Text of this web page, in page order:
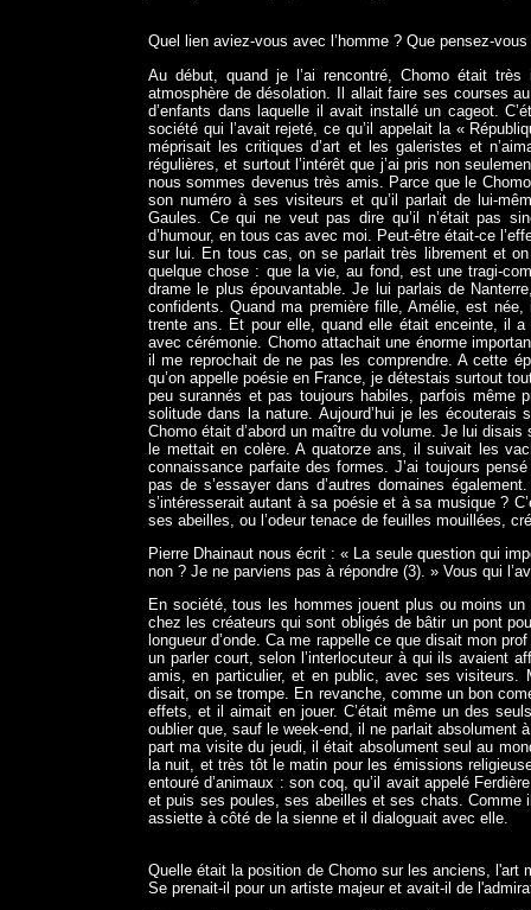
Quel lien aviez-vous avec l’homme ? Que pensez-
Au début, quand je l’ai rencontré, Chomo était
atmosphère de désolation. Il allait faire ses courses
d’enfants dans laquelle il avait installé un cageot.
société qui l’avait rejeté, ce qu’il appelait la «
méprisait les critiques d’art et les galeristes et
régulières, et surtout l’intérêt que j’ai pris non
nous sommes devenus très amis. Parce que le
son numéro à ses visiteurs et qu’il parlait de lui-
Gaules. Ce qui ne veut pas dire qu’il n’était pas
d’humour, en tous cas avec moi. Peut-être était-ce
sur lui. En tous cas, on se parlait très librement et
quelque chose : que la vie, au fond, est une tragi-
drame le plus épouvantable. Je lui parlais de
confidents. Quand ma première fille, Amélie, est
trente ans. Et pour elle, quand elle était enceinte, il
avec cérémonie. Chomo attachait une énorme
il me reprochait de ne pas les comprendre. A cette
qu’on appelle poésie en France, je détestais surtout
peu surannés et pas toujours habiles, parfois même
solitude dans la nature. Aujourd’hui je les
Chomo était d’abord un maître du volume. Je lui
le mettait en colère. A quatorze ans, il suivait les
connaissance parfaite des formes. J’ai toujours
pas de s’essayer dans d’autres domaines
s’intéresserait autant à sa poésie et à sa musique ?
ses abeilles, ou l’odeur tenace de feuilles mouillées,
Pierre Dhainaut nous écrit : « La seule question qui
non ? Je ne parviens pas à répondre (3). » Vous qui
En société, tous les hommes jouent plus ou moins
chez les créateurs qui sont obligés de bâtir un pont
longueur d’onde. Ca me rappelle ce que disait mon
un parler court, selon l’interlocuteur à qui ils avaient
amis, en particulier, et en public, avec ses visiteurs.
disait, on se trompe. En revanche, comme un bon
effets, et il aimait en jouer. C’était même un des
oublier que, sauf le week-end, il ne parlait absolument
part ma visite du jeudi, il était absolument seul au
la nuit, et très tôt le matin pour les émissions
entouré d’animaux : son coq, qu’il avait appelé
et puis ses poules, ses abeilles et ses chats.
assiette à côté de la sienne et il dialoguait avec elle.
Quelle était la position de Chomo sur les anciens,
Se prenait-il pour un artiste majeur et avait-il de